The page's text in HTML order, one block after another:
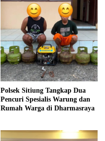
Polsek Sitiung Tangkap Dua
Pencuri Spesialis Warung dan
Rumah Warga di Dharmasraya